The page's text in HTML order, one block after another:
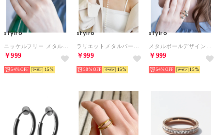
styiro
￥999
54% 15
styiro
￥999
58% 15
styiro
￥999
54% 15